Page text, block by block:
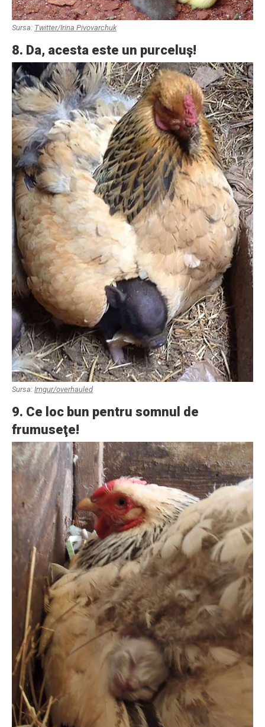
Sursa: Twitter/Irina Pivovarchuk
8. Da, acesta este un purceluş!
Sursa: Imgur/overhauled
9. Ce loc bun pentru somnul de
frumuseţe!